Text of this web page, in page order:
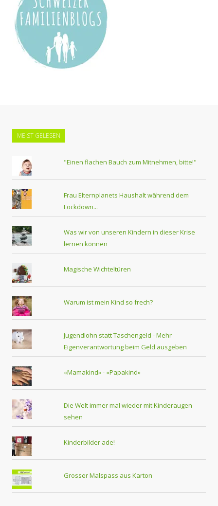
MEIST GELESEN
"Einen flachen Bauch zum Mitnehmen, bitte!"
Frau Elternplanets Haushalt während dem
Lockdown...
Was wir von unseren Kindern in dieser Krise
lernen können
Magische Wichteltüren
Warum ist mein Kind so frech?
Jugendlohn statt Taschengeld - Mehr
Eigenverantwortung beim Geld ausgeben
«Mamakind» - «Papakind»
Die Welt immer mal wieder mit Kinderaugen
sehen
Kinderbilder ade!
Grosser Malspass aus Karton